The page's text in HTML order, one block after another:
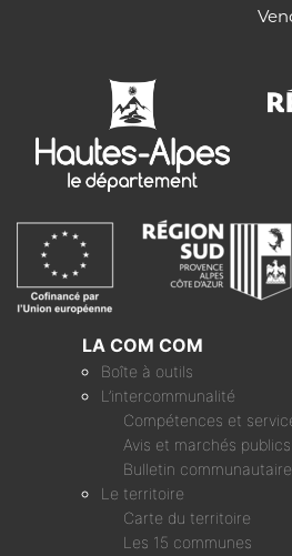
LA COM COM
Boîte à outils
L’intercommunalité
Compétences et
Avis et marchés publics
Bulletin communautaire
Le territoire
Carte du territoire
Les 15 communes